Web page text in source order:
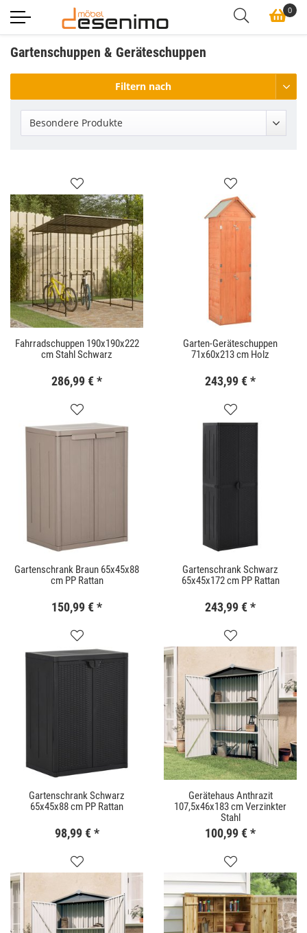
0
Gartenschuppen & Geräteschuppen
Filtern nach
Besondere Produkte
Fahrradschuppen 190x190x222
cm Stahl Schwarz
286,99 €*
Garten-Geräteschuppen
71x60x213 cm Holz
243,99 €*
Gartenschrank Braun 65x45x88
cm PP Rattan
150,99 €*
Gartenschrank Schwarz
65x45x172 cm PP Rattan
243,99 €*
Gartenschrank Schwarz
65x45x88 cm PP Rattan
98,99 € *
Gerätehaus Anthrazit
107,5x46x183 cm Verzinkter
Stahl
100,99 €*